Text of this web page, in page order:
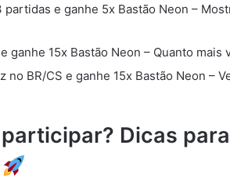
partidas e ganhe 5x Bastão Neon –
ganhe 15x Bastão Neon – Quanto mais
no BR/CS e ganhe 15x Bastão Neon –
Dicas